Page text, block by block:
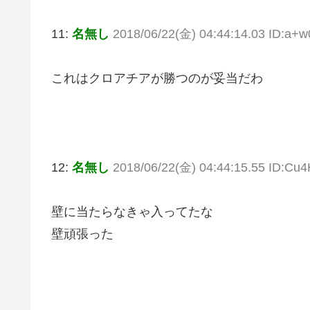
11: 名無し 2018/06/22(金) 04:44:14.03
これはクロアチアが勝つのが妥当だわ
12: 名無し 2018/06/22(金) 04:44:15.55
壁に当たらなきゃ入ってたな
壁頑張った